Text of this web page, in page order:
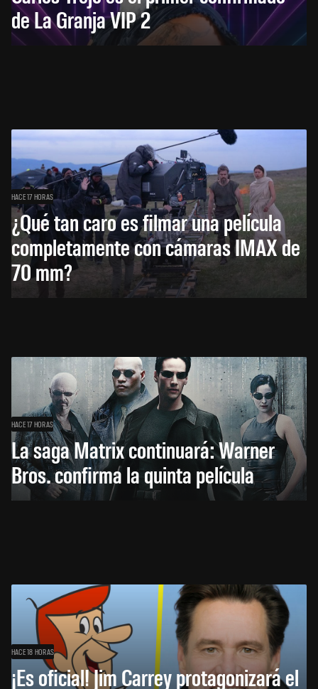
de La Granja VIP 2
HACE 17 HORAS
¿Qué tan caro es filmar una película
completamente con cámaras IMAX de
70 mm?
HACE 17 HORAS
La saga Matrix continuará: Warner
Bros. confirma la quinta película
HACE 18 HORAS
¡Es oficial! Jim Carrey protagonizará el